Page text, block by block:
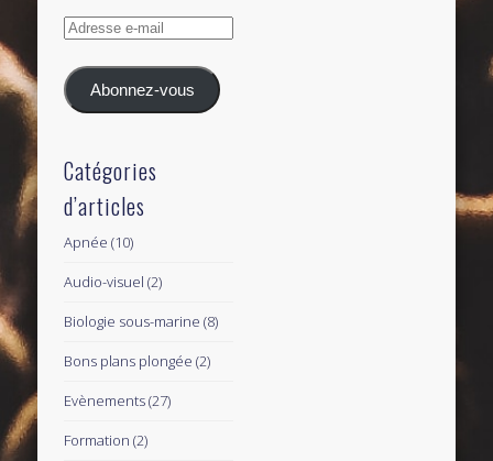
Adresse
mail
Abonnez-vous
Catégories
d’articles
Apnée (10)
Audio-visuel (2)
Biologie sous-marine (8)
Bons plans plongée (2)
Evènements(27)
Formation (2)